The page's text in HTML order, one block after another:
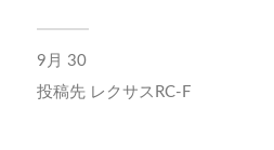
9月 30
投稿先 レクサスRC-F